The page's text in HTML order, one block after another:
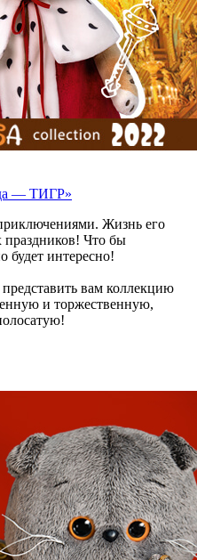
— ТИГР»
Жизнь его
Что бы
будет интересно!
вам коллекцию
и торжественную,